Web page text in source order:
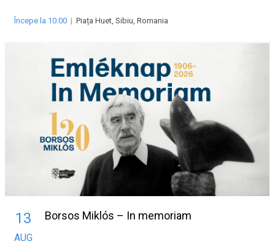
Începe la 10:00 | Piața Huet, Sibiu, Romania
13
AUG
Borsos Miklós – In memoriam